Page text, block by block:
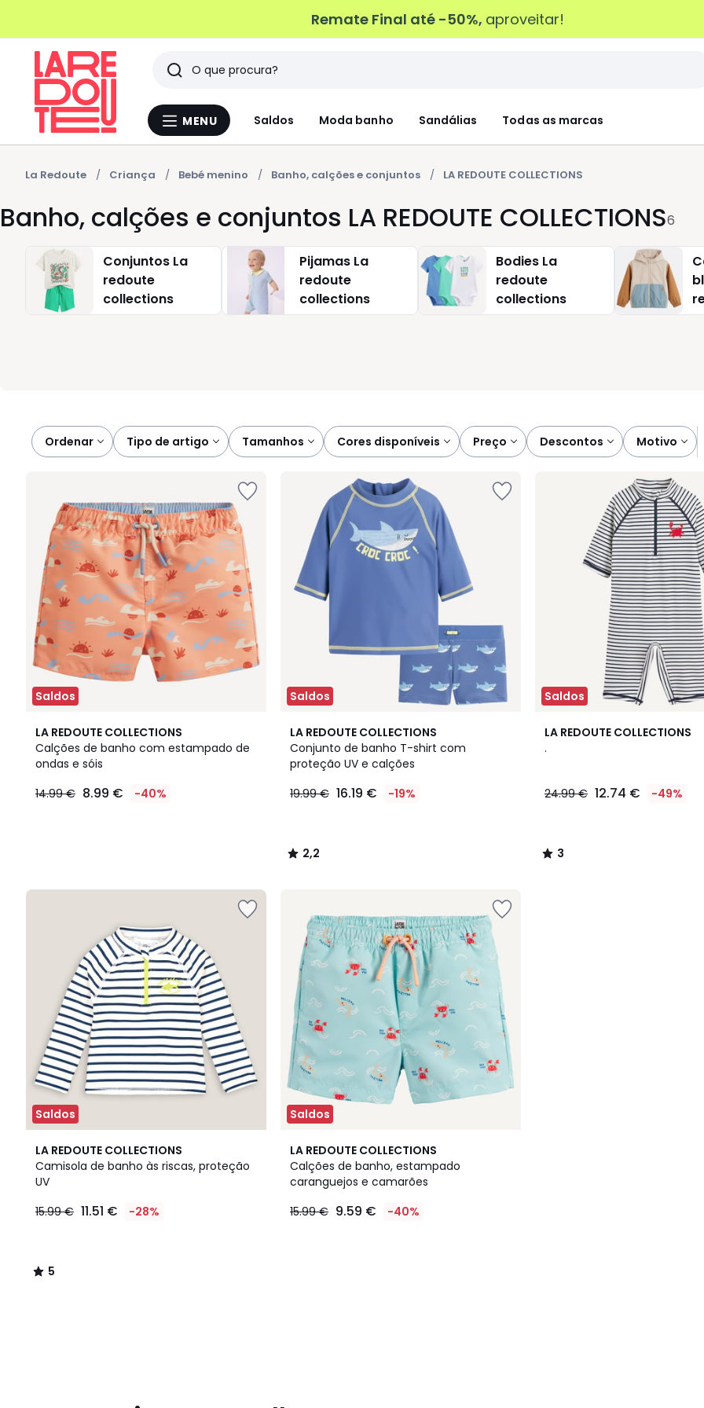
Remate Final até -50%, aproveitar!
Menu
MENU Saldos Moda banho Sandálias Todas as marcas
Pesquisar
Últimos
artigos
vistos
La Redoute Criança Bebé menino Banho, calções e conjuntos LA REDOUTE COLLECTIONS
Banho, calções e conjuntos LA REDOUTE COLLECTIONS6
Conjuntos La
redoute
collections
Pijamas La
redoute
collections
Bodies La
redoute
collections
Ordenar
tipo de artigo tamanhos cores disponíveis preço descontos motivo
Saldos
LA REDOUTE COLLECTIONS
Calções de banho com estampado de
ondas e sóis
€
40%
14.99 € 8.99 € -40%
Saldos
LA REDOUTE COLLECTIONS
Conjunto de banho T-shirt com
proteção UV e calções
19.99 € 16.19 € -19%
2,2
/ 5
2,2
/
Saldos
LA REDOUTE COLLECTIONS
.
24.99 € 12.74 € -49%
3
3
/
Saldos
LA REDOUTE COLLECTIONS
Camisola de banho às riscas, proteção
UV
15.99 € 11.51 € -28%
5
/
5
5
/
Saldos
LA REDOUTE COLLECTIONS
Calções de banho, estampado
caranguejos e camarões
15.99 € 9.59 € -40%